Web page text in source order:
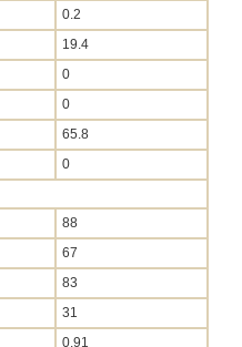
0.2
19.4
0
0
65.8
0
88
67
83
31
0.91